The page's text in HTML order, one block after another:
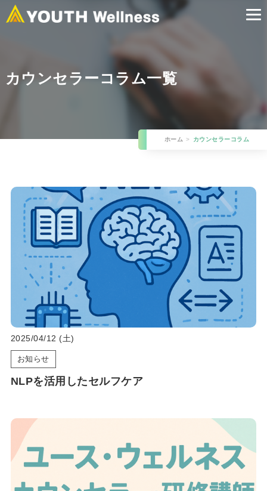
カウンセラーコラム一覧
ホーム カウンセラーコラム
2025/04/12 (土)
お知らせ
NLPを活用したセルフケア